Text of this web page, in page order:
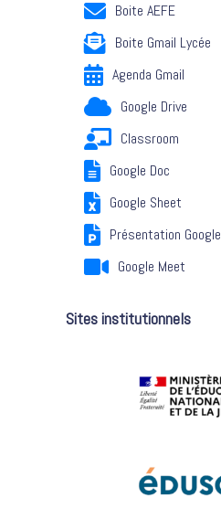
Boite AEFE
Boite Gmail Lycée
Agenda Gmail
Google Drive
Classroom
Google Doc
Google Sheet
Présentation Google
Google Meet
Sites institutionnels